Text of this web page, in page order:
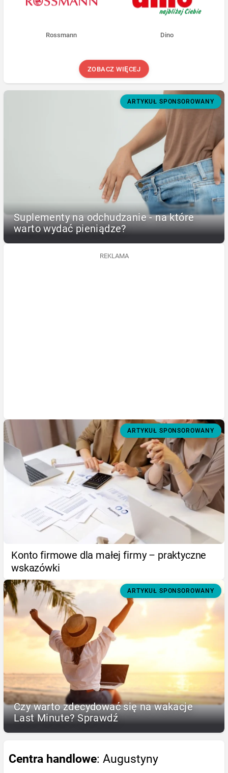
Rossmann Dino
ZOBACZ WIĘCEJ
ARTYKUŁ SPONSOROWANY
Suplementy na odchudzanie - na które
warto wydać pieniądze?
REKLAMA
ARTYKUŁ SPONSOROWANY
Konto firmowe dla małej firmy – praktyczne
wskazówki
ARTYKUŁ SPONSOROWANY
Czy warto zdecydować się na wakacje
Last Minute? Sprawdź
Centra handlowe: Augustyny